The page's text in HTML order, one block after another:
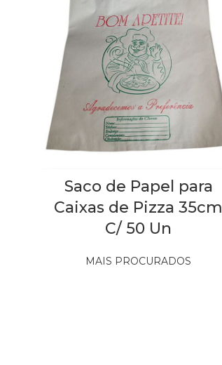
Saco de Papel para
Caixas de Pizza 35cm
C/ 50 Un
MAIS PROCURADOS